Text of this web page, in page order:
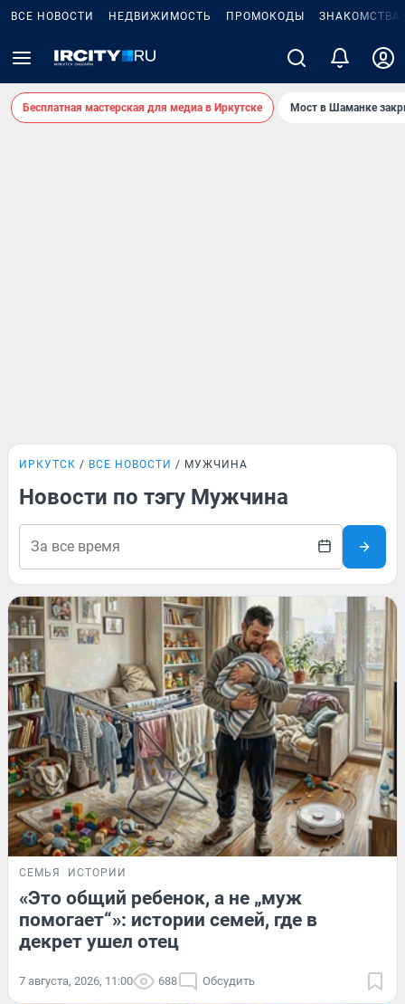
ВСЕ НОВОСТИ НЕДВИЖИМОСТЬ ПРОМОКОДЫ ЗНАКОМСТВА
Бесплатная мастерская для медиа в Иркутске Мост в Шаманке
ИРКУТСК ВСЕ НОВОСТИ МУЖЧИНА
Новости по тэгу Мужчина
СЕМЬЯ ИСТОРИИ
«Это общий ребенок, а не „муж
помогает“»: истории семей, где в
декрет ушел отец
7 августа, 2026, 11:00 688 Обсудить